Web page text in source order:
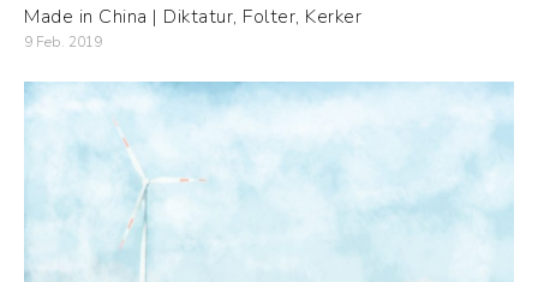
Made in China | Diktatur, Folter, Kerker
9 Feb. 2019